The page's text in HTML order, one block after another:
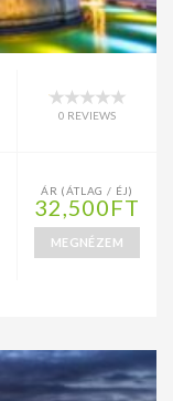
0 REVIEWS
ÁR (ÁTLAG / ÉJ)
32,500FT
MEGNÉZEM